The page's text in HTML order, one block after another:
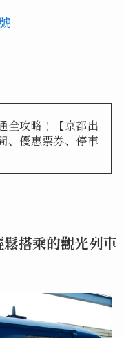
全攻略！【京都出
、優惠票券、停車
搭乘的觀光列車